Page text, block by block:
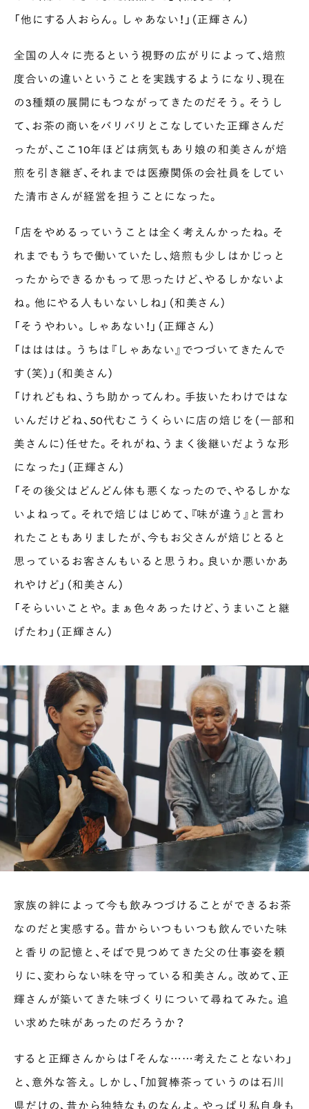
「他にする人おらん。しゃあない！」（正輝さん）
全国の人々に売るという視野の広がりによって、焙煎
度合いの違いということを実践するようになり、現在
の3種類の展開にもつながってきたのだそう。そうし
て、お茶の商いをバリバリとこなしていた正輝さんだ
ったが、ここ10年ほどは病気もあり娘の和美さんが焙
煎を引き継ぎ、それまでは医療関係の会社員をしてい
た清市さんが経営を担うことになった。
「店をやめるっていうことは全く考えんかったね。そ
れまでもうちで働いていたし、焙煎も少しはかじっと
ったからできるかもって思ったけど、やるしかないよ
ね。他にやる人もいないしね」（和美さん）
「そうやわい。しゃあない！」（正輝さん）
「はははは。うちは『しゃあない』でつづいてきたんで
す（笑）」（和美さん）
「けれどもね、うち助かってんわ。手抜いたわけではな
いんだけどね、50代むこうくらいに店の焙じを（一部和
美さんに）任せた。それがね、うまく後継いだような形
になった」（正輝さん）
「その後父はどんどん体も悪くなったので、やるしかな
いよねって。それで焙じはじめて、『味が違う』と言わ
れたこともありましたが、今もお父さんが焙じとると
思っているお客さんもいると思うわ。良いか悪いかあ
れやけど」（和美さん）
「そらいいことや。まぁ色々あったけど、うまいこと継
げたわ」（正輝さん）
家族の絆によって今も飲みつづけることができるお茶
なのだと実感する。昔からいつもいつも飲んでいた味
と香りの記憶と、そばで見つめてきた父の仕事姿を頼
りに、変わらない味を守っている和美さん。改めて、正
輝さんが築いてきた味づくりについて尋ねてみた。追
い求めた味があったのだろうか？
すると正輝さんからは「そんな……考えたことないわ」
と、意外な答え。しかし、「加賀棒茶っていうのは石川
県だけの、昔から独特なものなんよ。やっぱり私自身も